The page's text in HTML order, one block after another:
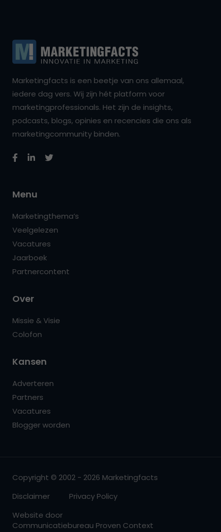
Marketingfacts is een beetje van ons allemaal,
iedere dag vers. Wij zijn hét platform voor
marketingprofessionals. Het zijn de insights,
podcasts, blogs, opinies en recencies die ons als
marketingcommunity binden.
Menu
Marketingthema’s
Veelgelezen
Vacatures
Jaarboek
Partnercontent
Over
Missie & Visie
Colofon
Kansen
Adverteren
Partners
Vacatures
Blogger worden
Copyright © 2002 - 2026 Marketingfacts
Disclaimer
Privacy Policy
Website door
Communicatiebureau Proven Context